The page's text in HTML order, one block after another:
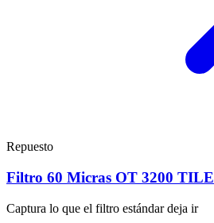
Repuesto
Filtro 60 Micras OT 3200 TILE
Captura lo que el filtro estándar deja ir